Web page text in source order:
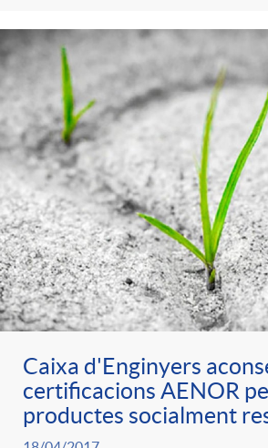
Caixa d'Enginyers
certificacions AENOR
productes socialment